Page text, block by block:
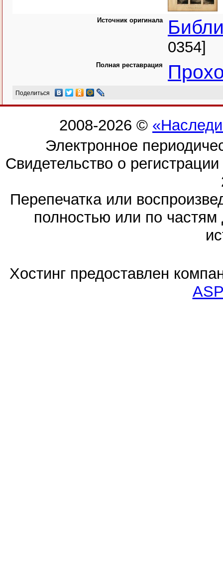
Источник оригинала
0354]
Полная реставрация
Поделиться
2008-2026 ©
Электронное
Свидетельство о
Перепечатка или
полностью или по частям
Хостинг предоставлен